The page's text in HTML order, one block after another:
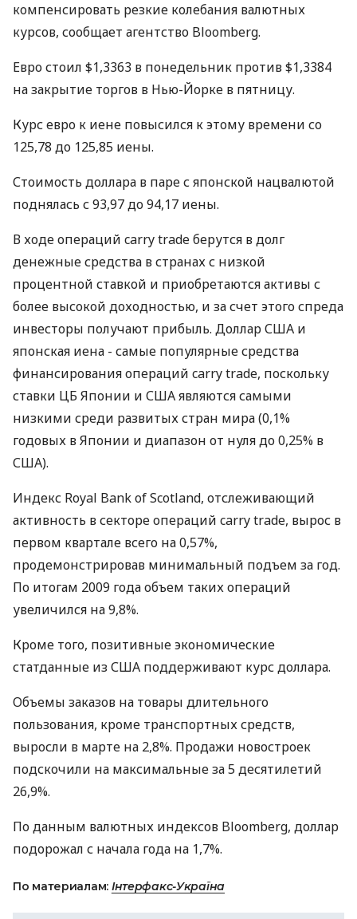
компенсировать резкие колебания валютных
курсов, сообщает агентство Bloomberg.
Евро стоил $1,3363 в понедельник против $1,3384
на закрытие торгов в Нью-Йорке в пятницу.
Курс евро к иене повысился к этому времени со
125,78 до 125,85 иены.
Стоимость доллара в паре с японской нацвалютой
поднялась с 93,97 до 94,17 иены.
В ходе операций carry trade берутся в долг
денежные средства в странах с низкой
процентной ставкой и приобретаются активы с
более высокой доходностью, и за счет этого спреда
инвесторы получают прибыль. Доллар США и
японская иена - самые популярные средства
финансирования операций carry trade, поскольку
ставки ЦБ Японии и США являются самыми
низкими среди развитых стран мира (0,1%
годовых в Японии и диапазон от нуля до 0,25% в
США).
Индекс Royal Bank of Scotland, отслеживающий
активность в секторе операций carry trade, вырос в
первом квартале всего на 0,57%,
продемонстрировав минимальный подъем за год.
По итогам 2009 года объем таких операций
увеличился на 9,8%.
Кроме того, позитивные экономические
статданные из США поддерживают курс доллара.
Объемы заказов на товары длительного
пользования, кроме транспортных средств,
выросли в марте на 2,8%. Продажи новостроек
подскочили на максимальные за 5 десятилетий
26,9%.
По данным валютных индексов Bloomberg, доллар
подорожал с начала года на 1,7%.
По материалам: Інтерфакс-Україна